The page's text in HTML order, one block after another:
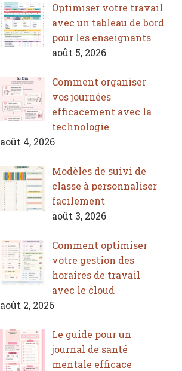
Optimiser votre travail
avec un tableau de bord
pour les enseignants
août 5, 2026
Comment organiser
vos journées
efficacement avec la
technologie
août 4, 2026
Modèles de suivi de
classe à personnaliser
facilement
août 3, 2026
Comment optimiser
votre gestion des
horaires de travail
avec le cloud
août 2, 2026
Le guide pour un
journal de santé
mentale efficace